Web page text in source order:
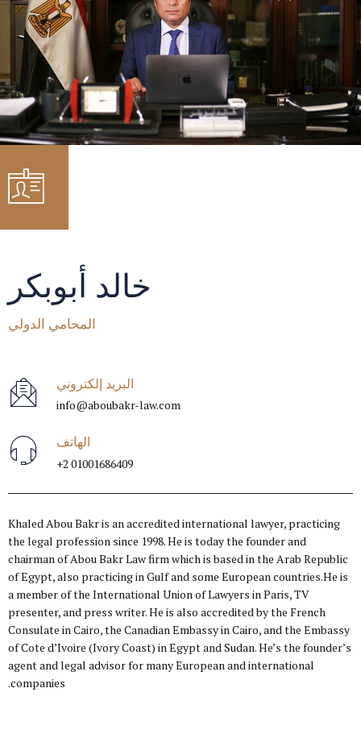
خالد أبوبكر
المحامي الدولي
البريد إلكتروني
info@aboubakr-law.com
الهاتف
01001686409 2+
Khaled Abou Bakr is an accredited international lawyer, practicing
the legal profession since 1998. He is today the founder and
chairman of Abou Bakr Law firm which is based in the Arab Republic
of Egypt, also practicing in Gulf and some European countries.He is
a member of the International Union of Lawyers in Paris, TV
presenter, and press writer. He is also accredited by the French
Consulate in Cairo, the Canadian Embassy in Cairo, and the Embassy
of Cote d’Ivoire (Ivory Coast) in Egypt and Sudan. He’s the founder’s
agent and legal advisor for many European and international
companies.